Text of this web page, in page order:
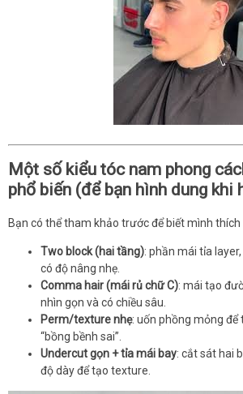
Một số kiểu tóc nam phong
phổ biến (để bạn hình dung khi
Bạn có thể tham khảo trước để biết mình thích
Two block (hai tầng): phần mái tỉa
có độ nâng nhẹ.
Comma hair (mái rủ chữ C): mái tạo
nhìn gọn và có chiều sâu.
Perm/texture nhẹ: uốn phồng mỏng để
“bồng bềnh sai”.
Undercut gọn + tỉa mái bay: cắt sát hai
độ dày để tạo texture.